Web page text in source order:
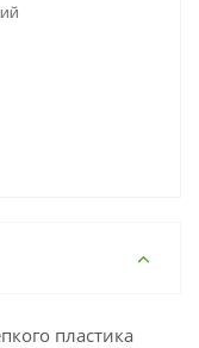
пластика